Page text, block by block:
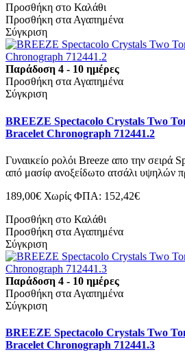
Προσθήκη στο Καλάθι
Προσθήκη στα Αγαπημένα
Σύγκριση
Παράδοση 4 - 10 ημέρες
Προσθήκη στα Αγαπημένα
Σύγκριση
BREEZE Spectacolo Crystals Two
Bracelet Chronograph 712441.2
Γυναικείο ρολόι Breeze απο την σειρά
από μασίφ ανοξείδωτο ατσάλι υψηλών
189,00€ Χωρίς ΦΠΑ: 152,42€
Προσθήκη στο Καλάθι
Προσθήκη στα Αγαπημένα
Σύγκριση
Παράδοση 4 - 10 ημέρες
Προσθήκη στα Αγαπημένα
Σύγκριση
BREEZE Spectacolo Crystals Two
Bracelet Chronograph 712441.3